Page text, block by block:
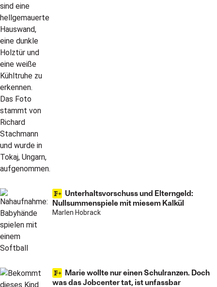
Unterhaltsvorschuss und Elterngeld:
Nullsummenspiele mit miesem Kalkül
Marlen Hobrack
Marie wollte nur einen Schulranzen. Doch
was das Jobcenter tat, ist unfassbar